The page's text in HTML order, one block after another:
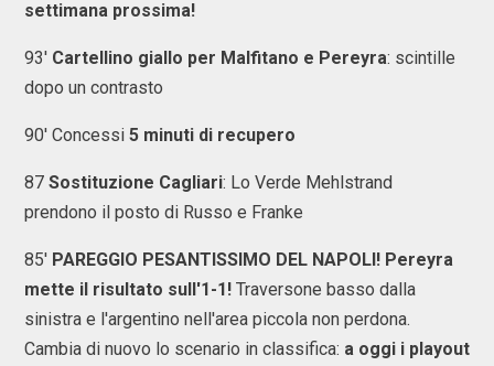
settimana prossima!
93' Cartellino giallo per Malfitano e Pereyra: scintille
dopo un contrasto
90' Concessi 5 minuti di recupero
87 Sostituzione Cagliari: Lo Verde Mehlstrand
prendono il posto di Russo e Franke
85' PAREGGIO PESANTISSIMO DEL NAPOLI! Pereyra
mette il risultato sull'1-1! Traversone basso dalla
sinistra e l'argentino nell'area piccola non perdona.
Cambia di nuovo lo scenario in classifica: a oggi i playout